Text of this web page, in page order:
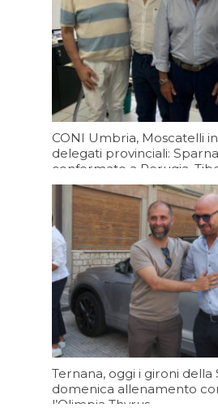
CONI Umbria, Moscatelli
delegati provinciali:
confermato a Perugia,
Terni
Oggi 13:20
Ternana, oggi i gironi della
domenica allenamento
l’Olimpia Thyrus